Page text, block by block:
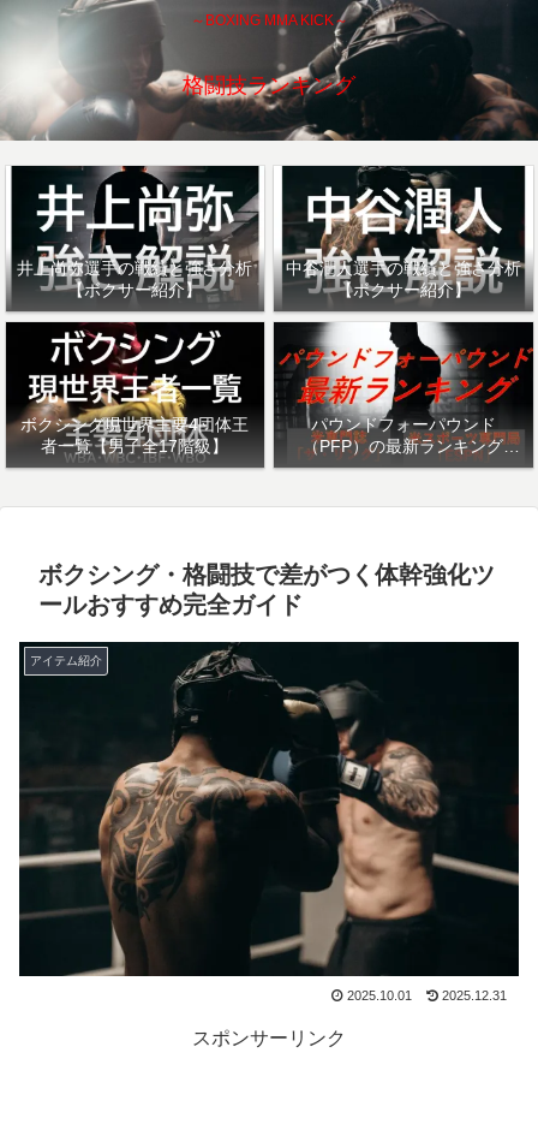
～BOXING MMA KICK～
格闘技ランキング
井上尚弥選手の戦績と強さ分析
【ボクサー紹介】
中谷潤人選手の戦績と強さ分析
【ボクサー紹介】
ボクシング現世界主要4団体王
者一覧【男子全17階級】
パウンドフォーパウンド
（PFP）の最新ランキング
「ザ・リング」・「ESPN」を
ボクシング・格闘技で差がつく体幹強化ツ
ールおすすめ完全ガイド
アイテム紹介
2025.10.01 2025.12.31
スポンサーリンク